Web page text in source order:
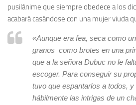
pusilánime que siempre obedece a los
acabará casándose con una mujer viuda
«Aunque era fea, seca como
granos como brotes en una
que a la señora Dubuc no le
escoger. Para conseguir su
tuvo que espantarlos a todos,
hábilmente las intrigas de un